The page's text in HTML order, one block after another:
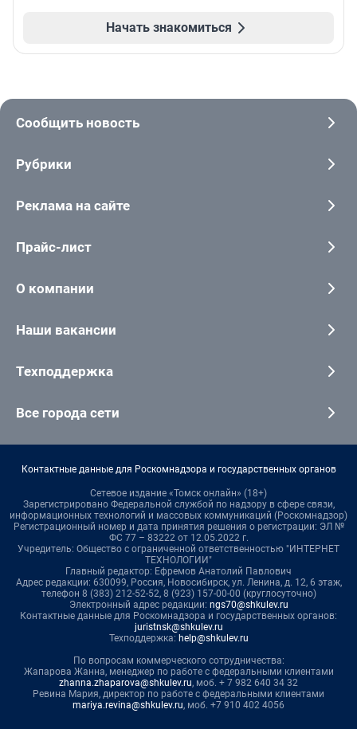
Начать знакомиться
Сообщить новость
Рубрики
Реклама на сайте
Прайс-лист
О компании
Наши вакансии
Техподдержка
Все города сети
Контактные данные для Роскомнадзора и государственных органов
Сетевое издание «Томск онлайн» (18+)
Зарегистрировано Федеральной службой по надзору в сфере связи,
информационных технологий и массовых коммуникаций (Роскомнадзор)
Регистрационный номер и дата принятия решения о регистрации: ЭЛ №
ФС 77 – 83222 от 12.05.2022 г.
Учредитель: Общество с ограниченной ответственностью "ИНТЕРНЕТ
ТЕХНОЛОГИИ"
Главный редактор: Ефремов Анатолий Павлович
Адрес редакции: 630099, Россия, Новосибирск, ул. Ленина, д. 12, 6 этаж,
телефон 8 (383) 212-52-52, 8 (923) 157-00-00 (круглосуточно)
Электронный адрес редакции: ngs70@shkulev.ru
Контактные данные для Роскомнадзора и государственных органов:
juristnsk@shkulev.ru
Техподдержка: help@shkulev.ru
По вопросам коммерческого сотрудничества:
Жапарова Жанна, менеджер по работе с федеральными клиентами
zhanna.zhaparova@shkulev.ru, моб. + 7 982 640 34 32
Ревина Мария, директор по работе с федеральными клиентами
mariya.revina@shkulev.ru, моб. +7 910 402 4056